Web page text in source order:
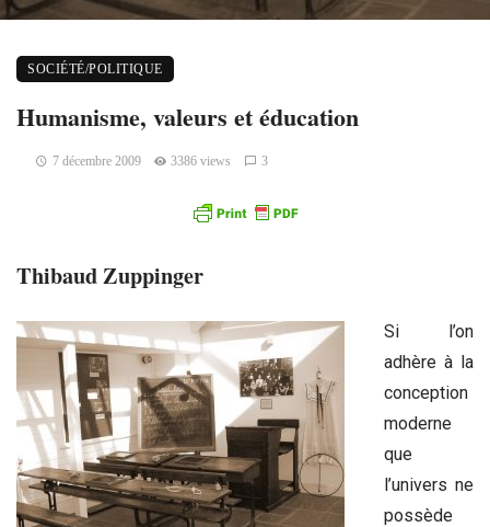
SOCIÉTÉ/POLITIQUE
Humanisme, valeurs et éducation
7 décembre 2009 3386 views 3
Thibaud Zuppinger
Si l’on
adhère à la
conception
moderne
que
l’univers ne
possède